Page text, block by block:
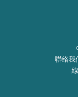
聯絡我